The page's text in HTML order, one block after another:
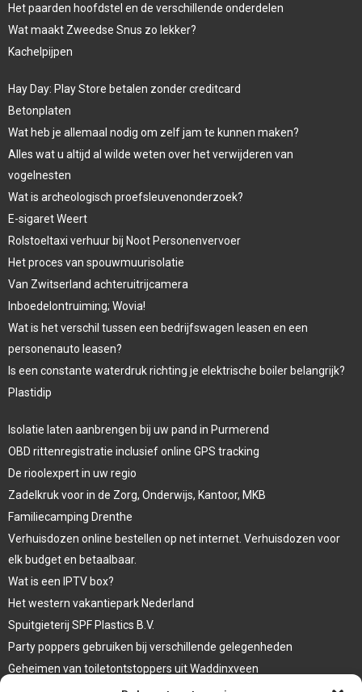
Het paarden hoofdstel en de verschillende onderdelen
Wat maakt Zweedse Snus zo lekker?
Kachelpijpen
Hay Day: Play Store betalen zonder creditcard
Betonplaten
Wat heb je allemaal nodig om zelf jam te kunnen maken?
Alles wat u altijd al wilde weten over het verwijderen van
vogelnesten
Wat is archeologisch proefsleuvenonderzoek?
E-sigaret Weert
Rolstoeltaxi verhuur bij Noot Personenvervoer
Het proces van spouwmuurisolatie
Van Zwitserland achteruitrijcamera
Inboedelontruiming; Wovia!
Wat is het verschil tussen een bedrijfswagen leasen en een
personenauto leasen?
Is een constante waterdruk richting je elektrische boiler belangrijk?
Plastidip
Isolatie laten aanbrengen bij uw pand in Purmerend
OBD rittenregistratie inclusief online GPS tracking
De rioolexpert in uw regio
Zadelkruk voor in de Zorg, Onderwijs, Kantoor, MKB
Familiecamping Drenthe
Verhuisdozen online bestellen op net internet. Verhuisdozen voor
elk budget en betaalbaar.
Wat is een IPTV box?
Het western vakantiepark Nederland
Spuitgieterij SPF Plastics B.V.
Party poppers gebruiken bij verschillende gelegenheden
Geheimen van toiletontstoppers uit Waddinxveen